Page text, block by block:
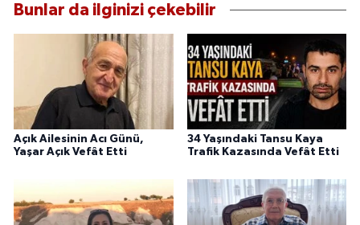
Bunlar da ilginizi çekebilir
Açık Ailesinin Acı Günü,
Yaşar Açık Vefât Etti
34 Yaşındaki Tansu Kaya
Trafik Kazasında Vefât Etti